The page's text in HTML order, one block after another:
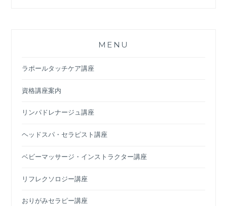
MENU
ラポールタッチケア講座
資格講座案内
リンパドレナージュ講座
ヘッドスパ・セラピスト講座
ベビーマッサージ・インストラクター講座
リフレクソロジー講座
おりがみセラピー講座